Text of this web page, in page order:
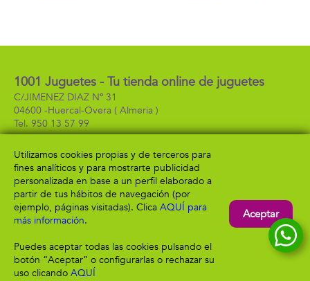
Filtrar
1001 Juguetes - Tu tienda online de juguetes
C/JIMENEZ DIAZ Nº 31
04600 -Huercal-Overa ( Almeria )
950 13 57 99
Información
Aviso legal
Política de privacidad
Política de cookies
Atención al cliente
Envío y devolución
Contacto
Utilizamos cookies propias y de terceros para
fines analíticos y para mostrarte publicidad
personalizada en base a un perfil elaborado a
partir de tus hábitos de navegación (por
ejemplo, páginas visitadas). Clica AQUÍ para
más información.
Puedes aceptar todas las cookies pulsando el
botón “Aceptar” o configurarlas o rechazar su
uso clicando AQUÍ
Aceptar